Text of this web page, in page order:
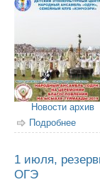
Новости архив
Подробнее
1 июля,
ОГЭ